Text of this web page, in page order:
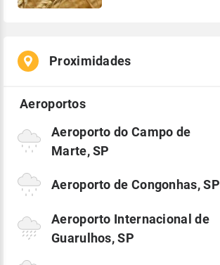
Proximidades
Aeroporto do Campo de
Marte, SP
Aeroporto de Congonhas, SP
Aeroporto Internacional de
Guarulhos, SP